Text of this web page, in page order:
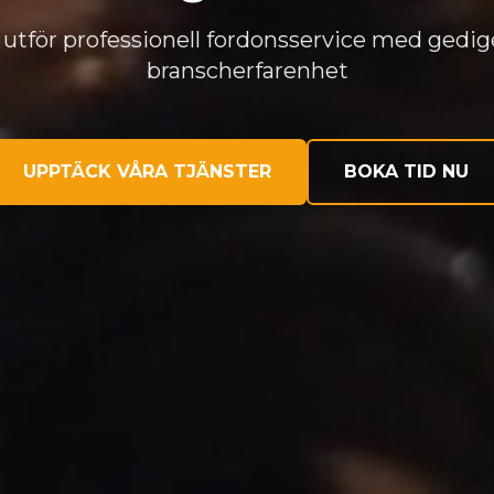
professionell fordonsservice med
branscherfarenhet
UPPTÄCK VÅRA TJÄNSTER BOKA TID NU